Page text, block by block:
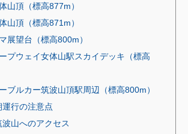
山頂（標高877m）
山頂（標高871m）
展望台（標高800m）
プウェイ女体山駅スカイデッキ（標高
ブルカー筑波山頂駅周辺（標高800m）
運行の注意点
波山へのアクセス